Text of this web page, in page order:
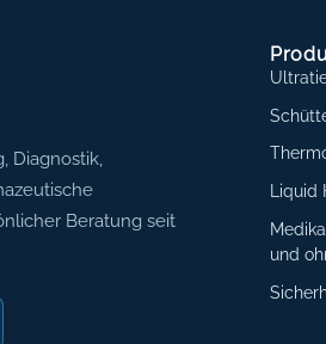
Diagnostik,
Beratung seit
Liquid
und